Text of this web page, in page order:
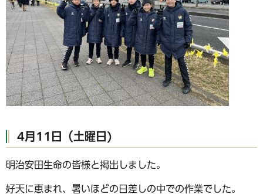
4月11日（土曜日)
明治安田生命の皆様と掲出しました。
好天に恵まれ、暑いほどの日差しの中での作業でした。